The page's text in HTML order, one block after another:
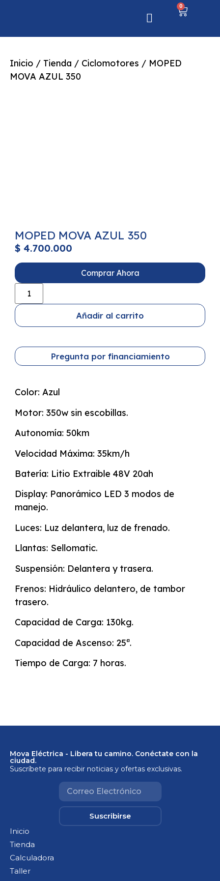
0
Inicio / Tienda / Ciclomotores / MOPED
MOVA AZUL 350
MOPED MOVA AZUL 350
$ 4.700.000
Comprar Ahora
Añadir al carrito
Pregunta por financiamiento
Color: Azul
Motor: 350w sin escobillas.
Autonomía: 50km
Velocidad Máxima: 35km/h
Batería: Litio Extraible 48V 20ah
Display: Panorámico LED 3 modos de
manejo.
Luces: Luz delantera, luz de frenado.
Llantas: Sellomatic.
Suspensión: Delantera y trasera.
Frenos: Hidráulico delantero, de tambor
trasero.
Capacidad de Carga: 130kg.
Capacidad de Ascenso: 25ª.
Tiempo de Carga: 7 horas.
Inicio
Tienda
Calculadora
Taller
Mova Eléctrica - Libera tu camino. Conéctate con la
ciudad.
Suscríbete para recibir noticias y ofertas exclusivas.
Suscribirse